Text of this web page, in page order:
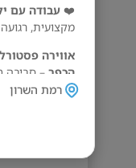
❤️ עבודה עם
מקצועית,
אווירה
הכפר – סביבה
הילד ואת הצוות.
דרישות
רמת השרון
דרוש/ה